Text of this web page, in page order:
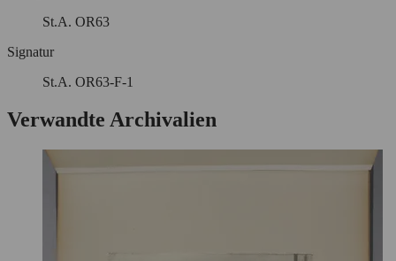
St.A. OR63
Signatur
St.A. OR63-F-1
Verwandte Archivalien